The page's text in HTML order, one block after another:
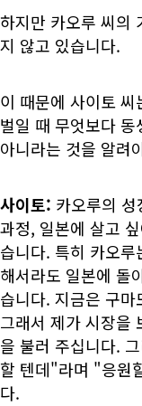
하지만 카오루 씨의
지 않고 있습니다.
이 때문에 사이토
벌일 때 무엇보다
아니라는 것을 알려
사이토: 카오루의
과정, 일본에 살고
습니다. 특히 카오
해서라도 일본에 돌
습니다. 지금은 구
그래서 제가 시장을
을 불러 주십니다.
할 텐데"라며 "응원
다.